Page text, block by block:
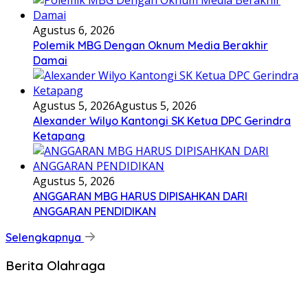
Agustus 6, 2026
Polemik MBG Dengan Oknum Media Berakhir
Damai
Agustus 5, 2026Agustus 5, 2026
Alexander Wilyo Kantongi SK Ketua DPC Gerindra
Ketapang
Agustus 5, 2026
ANGGARAN MBG HARUS DIPISAHKAN DARI
ANGGARAN PENDIDIKAN
Selengkapnya
Berita Olahraga